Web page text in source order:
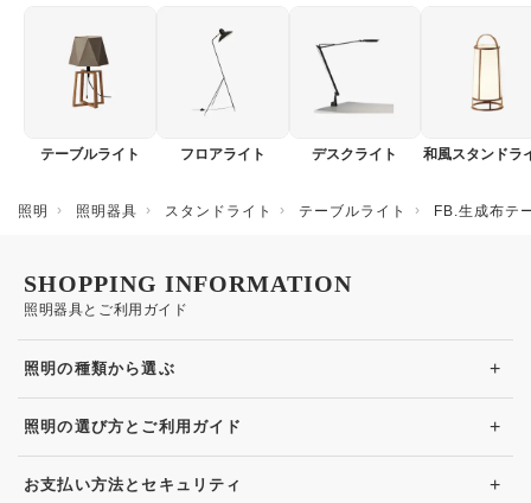
テーブルライト フロアライト デスクライト 和風スタンドラ
照明 照明器具 スタンドライト テーブルライト FB.生成布テ
照明器具とご利用ガイド
SHOPPING INFORMATION
照明の種類から選ぶ +
照明の選び方とご利用ガイド +
お支払い方法とセキュリティ +